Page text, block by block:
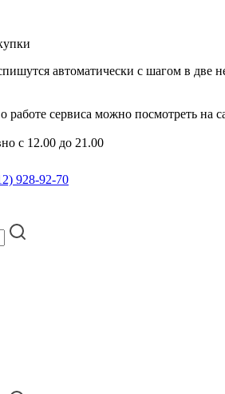
автоматически с шагом в две
сервиса можно посмотреть на
с 12.00 до 21.00
928-92-70